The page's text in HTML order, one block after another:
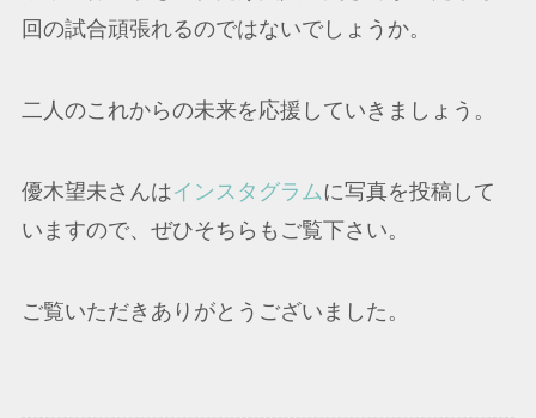
回の試合頑張れるのではないでしょうか。
二人のこれからの未来を応援していきましょう。
優木望未さんはインスタグラムに写真を投稿して
いますので、ぜひそちらもご覧下さい。
ご覧いただきありがとうございました。